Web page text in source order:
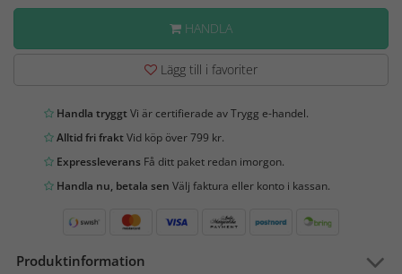
HANDLA
Lägg till i favoriter
Handla tryggtVi är certifierade av Trygg e-handel.
Alltid fri fraktVid köp över 799 kr.
Expressleverans Få ditt paket redan imorgon.
Handla nu, betala sen Välj faktura eller konto i kassan.
Produktinformation